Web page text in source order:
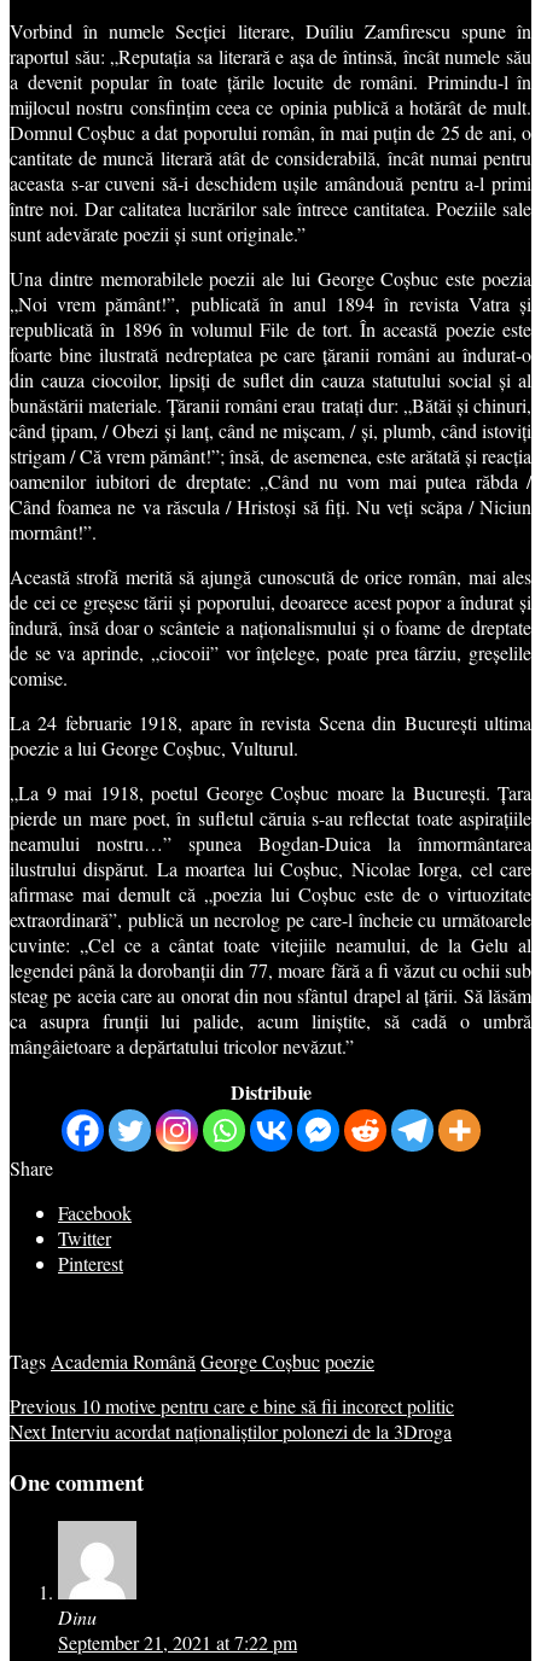
Vorbind în numele Secției literare, Duîliu Zamfirescu spune în
raportul său: „Reputația sa literară e așa de întinsă, încât numele său
a devenit popular în toate țările locuite de români. Primindu-l în
mijlocul nostru consfințim ceea ce opinia publică a hotărât de mult.
Domnul Coșbuc a dat poporului român, în mai puțin de 25 de ani, o
cantitate de muncă literară atât de considerabilă, încât numai pentru
aceasta s-ar cuveni să-i deschidem ușile amândouă pentru a-l primi
între noi. Dar calitatea lucrărilor sale întrece cantitatea. Poeziile sale
sunt adevărate poezii și sunt originale.”
Una dintre memorabilele poezii ale lui George Coșbuc este poezia
„Noi vrem pământ!”, publicată în anul 1894 în revista Vatra și
republicată în 1896 în volumul File de tort. În această poezie este
foarte bine ilustrată nedreptatea pe care țăranii români au îndurat-o
din cauza ciocoilor, lipsiți de suflet din cauza statutului social și al
bunăstării materiale. Țăranii români erau tratați dur: „Bătăi și chinuri,
când țipam, / Obezi și lanț, când ne mișcam, / și, plumb, când istoviți
strigam / Că vrem pământ!”; însă, de asemenea, este arătată și reacția
oamenilor iubitori de dreptate: „Când nu vom mai putea răbda /
Când foamea ne va răscula / Hristoși să fiți. Nu veți scăpa / Niciun
mormânt!”.
Această strofă merită să ajungă cunoscută de orice român, mai ales
de cei ce greșesc tării și poporului, deoarece acest popor a îndurat și
îndură, însă doar o scânteie a naționalismului și o foame de dreptate
de se va aprinde, „ciocoii” vor înțelege, poate prea târziu, greșelile
comise.
La 24 februarie 1918, apare în revista Scena din București ultima
poezie a lui George Coșbuc, Vulturul.
„La 9 mai 1918, poetul George Coșbuc moare la București. Țara
pierde un mare poet, în sufletul căruia s-au reflectat toate aspirațiile
neamului nostru…” spunea Bogdan-Duica la înmormântarea
ilustrului dispărut. La moartea lui Coșbuc, Nicolae Iorga, cel care
afirmase mai demult că „poezia lui Coșbuc este de o virtuozitate
extraordinară”, publică un necrolog pe care-l încheie cu următoarele
cuvinte: „Cel ce a cântat toate vitejiile neamului, de la Gelu al
legendei până la dorobanții din 77, moare fără a fi văzut cu ochii sub
steag pe aceia care au onorat din nou sfântul drapel al țării. Să lăsăm
ca asupra frunții lui palide, acum liniștite, să cadă o umbră
mângâietoare a depărtatului tricolor nevăzut.”
Distribuie
Share
Facebook
Twitter
Pinterest
Tags Academia Română George Coșbucpoezie
Previous 10 motive pentru care e bine să fii incorect politic
NextInterviu acordat naționaliștilor polonezi de la 3Droga
One comment
Dinu
September 21, 2021 at 7:22 pm